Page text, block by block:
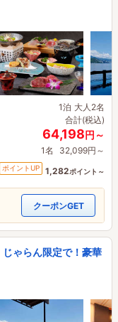
1泊 大人2名
合計(税込)
64,198円～
1名 32,099円～
ポイントUP 1,282ポイント～
クーポンGET
ゃらん限定で！豪華